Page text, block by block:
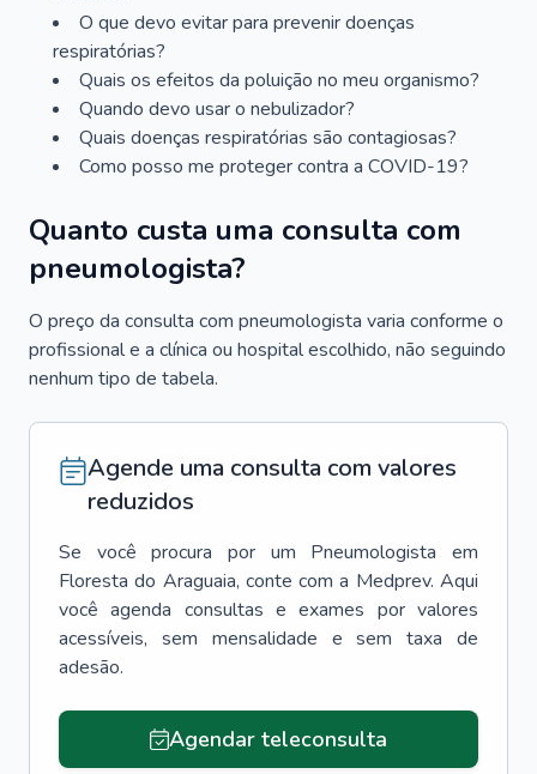
O que devo evitar para prevenir doenças
respiratórias?
Quais os efeitos da poluição no meu organismo?
Quando devo usar o nebulizador?
Quais doenças respiratórias são contagiosas?
Como posso me proteger contra a COVID-19?
Quanto custa uma consulta com
pneumologista?
O preço da consulta com pneumologista varia conforme o
profissional e a clínica ou hospital escolhido, não seguindo
nenhum tipo de tabela.
Agende uma consulta com valores
reduzidos
Se você procura por um Pneumologista
em
Floresta do Araguaia, conte com a Medprev. Aqui
você agenda consultas e exames por valores
acessíveis, sem mensalidade e sem taxa de
adesão.
Agendar teleconsulta